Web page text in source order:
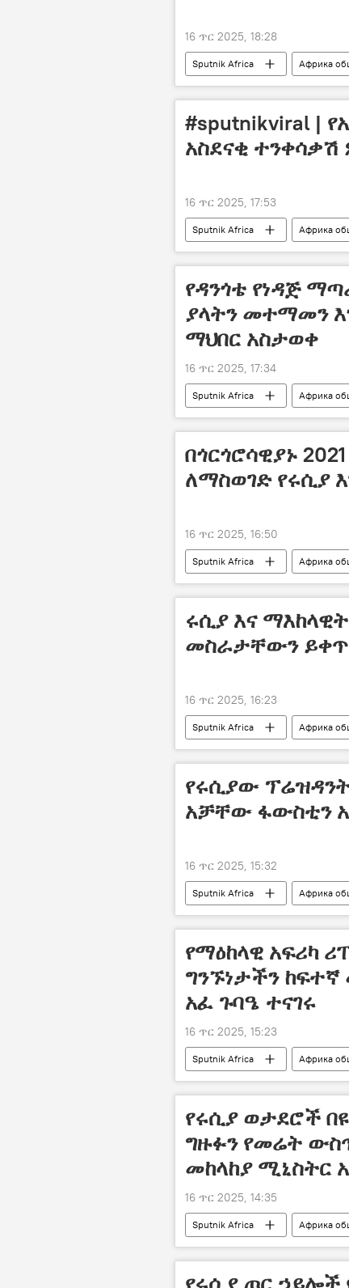
16 ጥር 2025, 18:28
Sputnik Africa Африка
#sputnikviral |
አስደናቂ ተንቀሳቃሽ
16 ጥር 2025, 17:53
Sputnik Africa Африка
የዳንጎቴ የነዳጅ
ያላትን መተማመን
ማህበር አስታወቀ
16 ጥር 2025, 17:34
Sputnik Africa Африка
በጎርጎሮሳዊያኑ
ለማስወገድ የሩሲያ
16 ጥር 2025, 16:50
Sputnik Africa Африка
ሩሲያ እና
መስራታቸውን
16 ጥር 2025, 16:23
Sputnik Africa Африка
የሩሲያው
አቻቸው ፋውስቲን
16 ጥር 2025, 15:32
Sputnik Africa Африка
የማዕከላዊ አፍሪካ
ግንኙነታችን
አፈ ጉባዔ ተናገሩ
16 ጥር 2025, 15:23
Sputnik Africa Африка
የሩሲያ ወታደሮች
ግዙፉን የመሬት
መከላከያ ሚኒስትር
16 ጥር 2025, 14:35
Sputnik Africa Африка